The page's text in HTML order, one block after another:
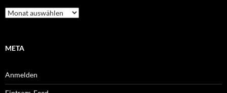
Archiv
META
Anmelden